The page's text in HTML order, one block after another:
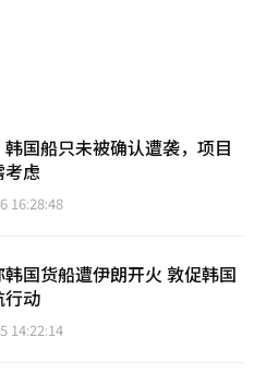
国船只未被确认遭袭，项目
考虑
16:28:48
韩国货船遭伊朗开火 敦促韩国
行动
14:22:14